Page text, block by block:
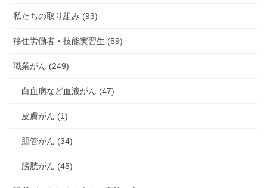
私たちの取り組み (93)
移住労働者・技能実習生 (59)
職業がん (249)
白血病など血液がん (47)
皮膚がん (1)
胆管がん (34)
膀胱がん (45)